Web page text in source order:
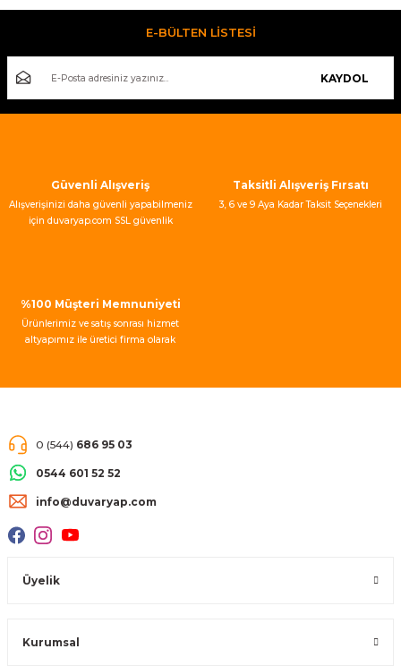
E-BÜLTEN LİSTESİ
KAYDOL
Güvenli Alışveriş
Alışverişinizi daha güvenli yapabilmeniz
için duvaryap.com SSL güvenlik
Taksitli Alışveriş Fırsatı
3, 6 ve 9 Aya Kadar Taksit Seçenekleri
%100 Müşteri Memnuniyeti
Ürünlerimiz ve satış sonrası hizmet
altyapımız ile üretici firma olarak
0 (544) 686 95 03
0544 601 52 52
info@duvaryap.com
Üyelik
Kurumsal